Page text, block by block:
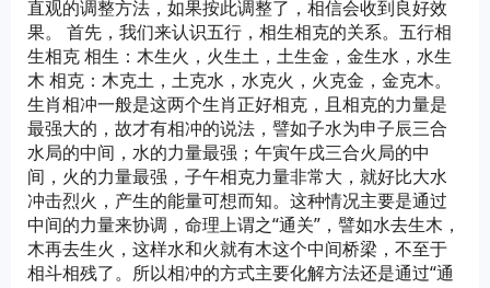
直观的调整方法，如果按此调整了，相信会收到良好效
果。 首先，我们来认识五行，相生相克的关系。五行相
生相克 相生：木生火，火生土，土生金，金生水，水生
木 相克：木克土，土克水，水克火，火克金，金克木。
生肖相冲一般是这两个生肖正好相克，且相克的力量是
最强大的，故才有相冲的说法，譬如子水为申子辰三合
水局的中间，水的力量最强；午寅午戌三合火局的中
间，火的力量最强，子午相克力量非常大，就好比大水
冲击烈火，产生的能量可想而知。这种情况主要是通过
中间的力量来协调，命理上谓之“通关”，譬如水去生木，
木再去生火，这样水和火就有木这个中间桥梁，不至于
相斗相残了。所以相冲的方式主要化解方法还是通过“通